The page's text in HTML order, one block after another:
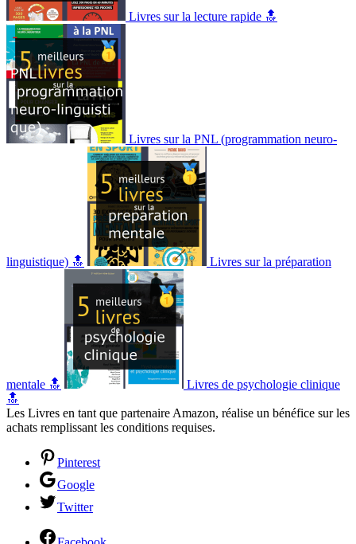
Livres sur la lecture rapide 🔝
Livres sur la PNL (programmation neuro-
linguistique) 🔝 Livres sur la préparation
mentale 🔝
Livres de psychologie clinique
🔝
Les Livres en tant que partenaire Amazon, réalise un bénéfice sur les
achats remplissant les conditions requises.
Pinterest
Google
Twitter